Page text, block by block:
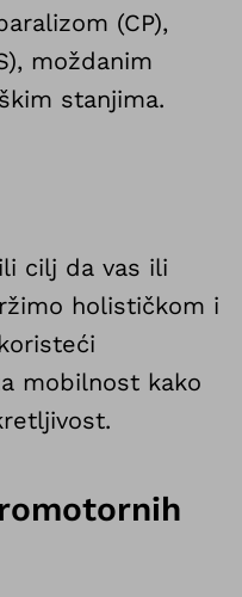
(CP),
moždanim
stanjima.
cilj da vas ili
holističkom i
mobilnost kako